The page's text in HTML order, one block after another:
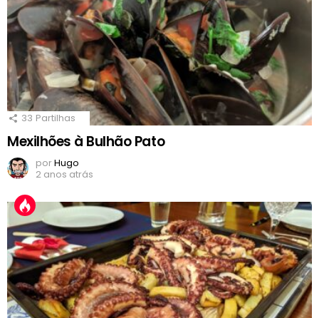
33 Partilhas
Mexilhões à Bulhão Pato
porHugo
2 anos atrás